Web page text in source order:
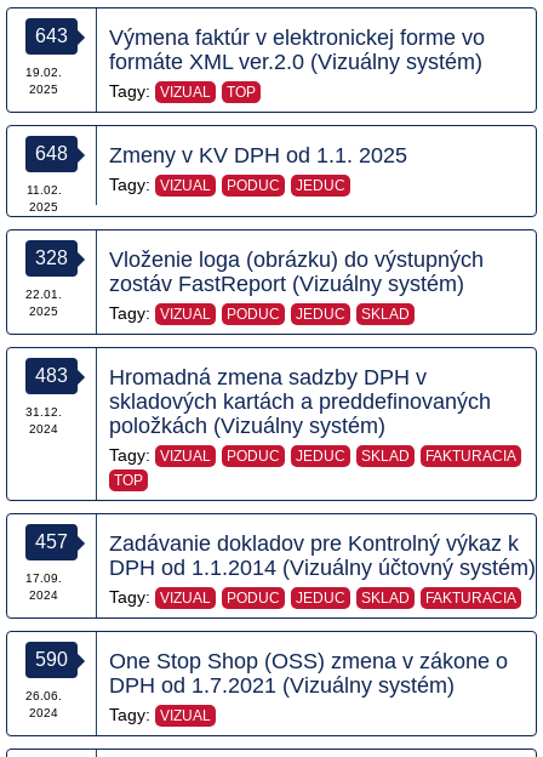
643
19.02.
2025
Výmena faktúr v elektronickej forme vo
formáte XML ver.2.0 (Vizuálny systém)
Tagy: VIZUAL TOP
648
11.02.
2025
Zmeny v KV DPH od 1.1. 2025
Tagy: VIZUAL PODUC JEDUC
328
22.01.
2025
Vloženie loga (obrázku) do výstupných
zostáv FastReport (Vizuálny systém)
Tagy: VIZUAL PODUC JEDUC SKLAD
483
31.12.
2024
Hromadná zmena sadzby DPH v
skladových kartách a preddefinovaných
položkách (Vizuálny systém)
Tagy: VIZUAL PODUC JEDUC SKLAD
FAKTURACIA
TOP
457
17.09.
2024
Zadávanie dokladov pre Kontrolný výkaz k
DPH od 1.1.2014 (Vizuálny účtovný systém)
Tagy: VIZUAL PODUC JEDUC SKLAD FAKTURACIA
590
26.06.
2024
One Stop Shop (OSS) zmena v zákone o
DPH od 1.7.2021 (Vizuálny systém)
Tagy: VIZUAL